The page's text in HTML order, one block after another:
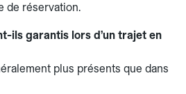
de réservation.
ils garantis lors d’un trajet en
plus présents que dans